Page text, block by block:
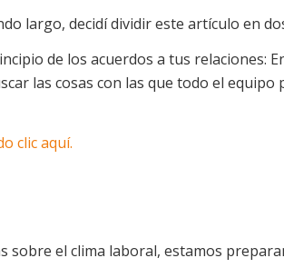
largo, decidí dividir este artículo en
de los acuerdos a tus relaciones:
las cosas con las que todo el equipo
clic aquí.
sobre el clima laboral, estamos